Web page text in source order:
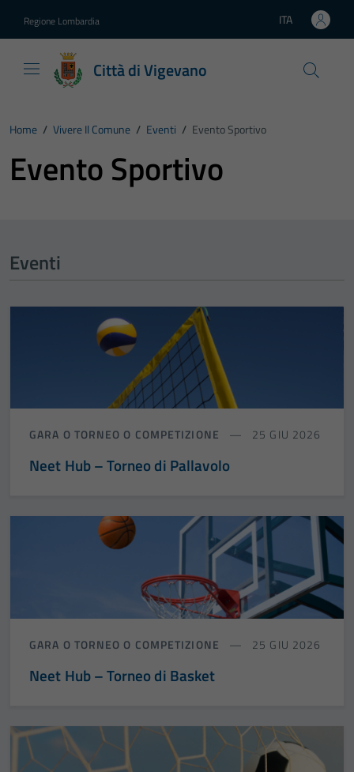
Regione Lombardia Lingua attiva:
ITA
Città di Vigevano
Home / Vivere Il Comune / Eventi / Evento Sportivo
Evento Sportivo
Eventi
GARA O TORNEO O COMPETIZIONE 25 GIU 2026
Neet Hub – Torneo di Pallavolo
GARA O TORNEO O COMPETIZIONE 25 GIU 2026
Neet Hub – Torneo di Basket